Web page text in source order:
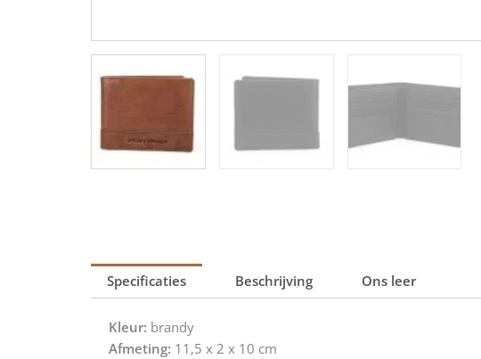
Specificaties Beschrijving Ons leer
Kleur: brandy
Afmeting: 11,5 x 2 x 10 cm